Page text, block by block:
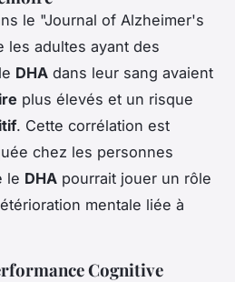
le "Journal of Alzheimer's
les adultes ayant des
DHA dans leur sang avaient
plus élevés et un risque
. Cette corrélation est
chez les personnes
le DHA pourrait jouer un rôle
mentale liée à
Cognitive